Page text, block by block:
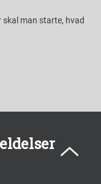
man starte, hvad